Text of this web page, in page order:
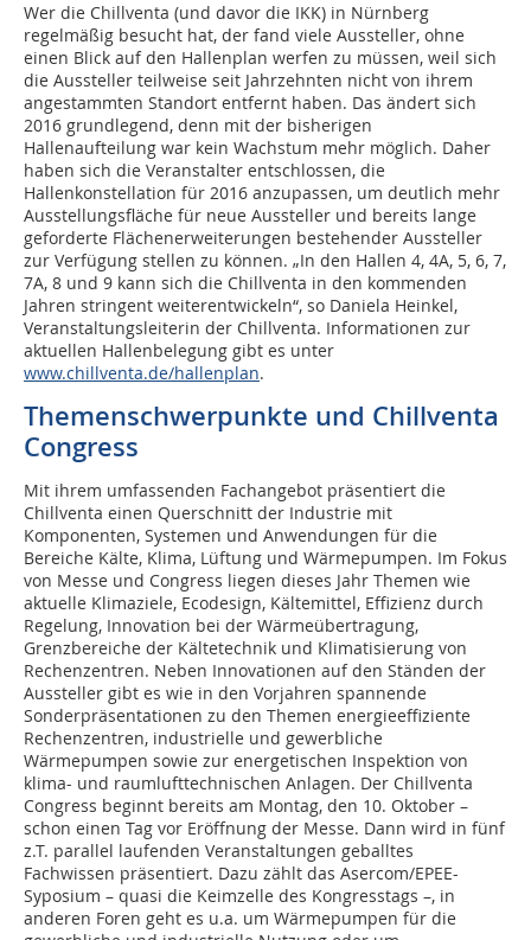
Wer die Chillventa (und davor die IKK) in Nürnberg
regelmäßig besucht hat, der fand viele Aussteller, ohne
einen Blick auf den Hallenplan werfen zu müssen, weil sich
die Aussteller teilweise seit Jahrzehnten nicht von ihrem
angestammten Standort entfernt haben. Das ändert sich
2016 grundlegend, denn mit der bisherigen
Hallenaufteilung war kein Wachstum mehr möglich. Daher
haben sich die Veranstalter entschlossen, die
Hallenkonstellation für 2016 anzupassen, um deutlich mehr
Ausstellungsfläche für neue Aussteller und bereits lange
geforderte Flächenerweiterungen bestehender Aussteller
zur Verfügung stellen zu können. „In den Hallen 4, 4A, 5, 6, 7,
7A, 8 und 9 kann sich die Chillventa in den kommenden
Jahren stringent weiterentwickeln“, so Daniela Heinkel,
Veranstaltungsleiterin der Chillventa. Informationen zur
aktuellen Hallenbelegung gibt es unter
www.chillventa.de/hallenplan.
Themenschwerpunkte und Chillventa
Congress
Mit ihrem umfassenden Fachangebot präsentiert die
Chillventa einen Querschnitt der Industrie mit
Komponenten, Systemen und Anwendungen für die
Bereiche Kälte, Klima, Lüftung und Wärmepumpen. Im Fokus
von Messe und Congress liegen dieses Jahr Themen wie
aktuelle Klimaziele, Ecodesign, Kältemittel, Effizienz durch
Regelung, Innovation bei der Wärmeübertragung,
Grenzbereiche der Kältetechnik und Klimatisierung von
Rechenzentren. Neben Innovationen auf den Ständen der
Aussteller gibt es wie in den Vorjahren spannende
Sonderpräsentationen zu den Themen energieeffiziente
Rechenzentren, industrielle und gewerbliche
Wärmepumpen sowie zur energetischen Inspektion von
klima- und raumlufttechnischen Anlagen. Der Chillventa
Congress beginnt bereits am Montag, den 10. Oktober –
schon einen Tag vor Eröffnung der Messe. Dann wird in fünf
z.T. parallel laufenden Veranstaltungen geballtes
Fachwissen präsentiert. Dazu zählt das Asercom/EPEE-
Syposium – quasi die Keimzelle des Kongresstags –, in
anderen Foren geht es u.a. um Wärmepumpen für die